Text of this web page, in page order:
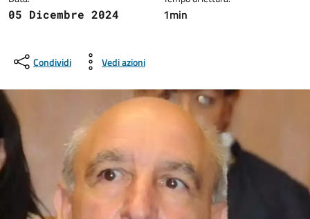
05 Dicembre 2024
1min
Condividi Vedi azioni